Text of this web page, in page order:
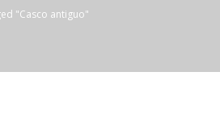
"Casco antiguo"